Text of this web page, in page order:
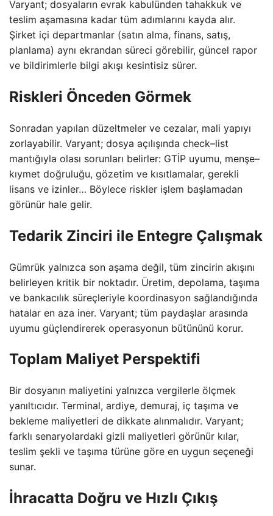
Varyant; dosyaların evrak kabulünden tahakkuk ve
teslim aşamasına kadar tüm adımlarını kayda alır.
Şirket içi departmanlar (satın alma, finans, satış,
planlama) aynı ekrandan süreci görebilir, güncel rapor
ve bildirimlerle bilgi akışı kesintisiz sürer.
Riskleri Önceden Görmek
Sonradan yapılan düzeltmeler ve cezalar, mali yapıyı
zorlayabilir. Varyant; dosya açılışında check–list
mantığıyla olası sorunları belirler: GTİP uyumu, menşe–
kıymet doğruluğu, gözetim ve kısıtlamalar, gerekli
lisans ve izinler… Böylece riskler işlem başlamadan
görünür hale gelir.
Tedarik Zinciri ile Entegre Çalışmak
Gümrük yalnızca son aşama değil, tüm zincirin akışını
belirleyen kritik bir noktadır. Üretim, depolama, taşıma
ve bankacılık süreçleriyle koordinasyon sağlandığında
hatalar en aza iner. Varyant; tüm paydaşlar arasında
uyumu güçlendirerek operasyonun bütününü korur.
Toplam Maliyet Perspektifi
Bir dosyanın maliyetini yalnızca vergilerle ölçmek
yanıltıcıdır. Terminal, ardiye, demuraj, iç taşıma ve
bekleme maliyetleri de dikkate alınmalıdır. Varyant;
farklı senaryolardaki gizli maliyetleri görünür kılar,
teslim şekli ve taşıma türüne göre en uygun seçeneği
sunar.
İhracatta Doğru ve Hızlı Çıkış